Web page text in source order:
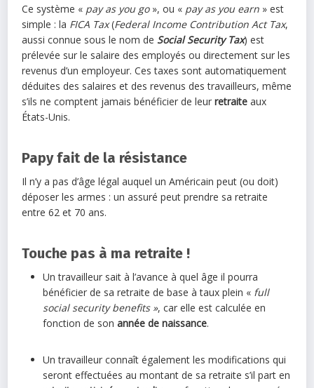
Ce système « pay as you go», ou « pay as you earn » est
simple : la FICA Tax(Federal Income Contribution Act Tax,
aussi connue sous le nom de Social Security Tax) est
prélevée sur le salaire des employés ou directement sur les
revenus d’un employeur. Ces taxes sont automatiquement
déduites des salaires et des revenus des travailleurs, même
s’ils ne comptent jamais bénéficier de leurretraite aux
États-Unis.
Papy fait de la résistance
Il n’y a pas d’âge légal auquel un Américain peut (ou doit)
déposer les armes : un assuré peut prendre sa retraite
entre 62 et 70 ans.
Touche pas à ma retraite !
Un travailleur sait à l’avance à quel âge il pourra
bénéficier de sa retraite de base à taux plein « full
social security benefits », car elle est calculée en
fonction de sonannée de naissance.
Un travailleur connaît également les modifications qui
seront effectuées au montant de sa retraite s’il part en